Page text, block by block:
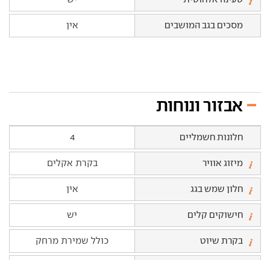
מסכים בגב המושבים אין
אבזור ונוחות
חלונות חשמליים 4
מיזוג אוויר בקרת אקלים
חלון שמש בגג אין
חישוקים קלים יש
בקרת שיוט כולל שמירת מרחק